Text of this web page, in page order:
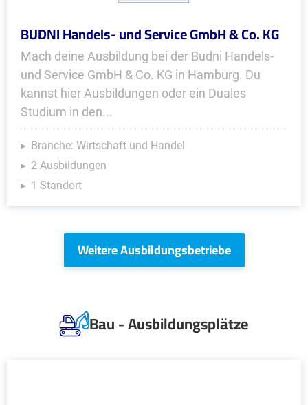
BUDNI Handels- und Service GmbH & Co. KG
Mach deine Ausbildung bei der Budni Handels-
und Service GmbH & Co. KG in Hamburg. Du
kannst hier Ausbildungen oder ein Duales
Studium in den...
Branche: Wirtschaft und Handel
2 Ausbildungen
1 Standort
Weitere Ausbildungsbetriebe
Bau - Ausbildungsplätze